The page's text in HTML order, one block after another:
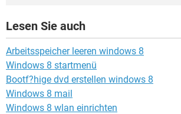
Lesen Sie auch
Arbeitsspeicher leeren windows 8
Windows 8 startmenü
Bootf?hige dvd erstellen windows 8
Windows 8 mail
Windows 8 wlan einrichten